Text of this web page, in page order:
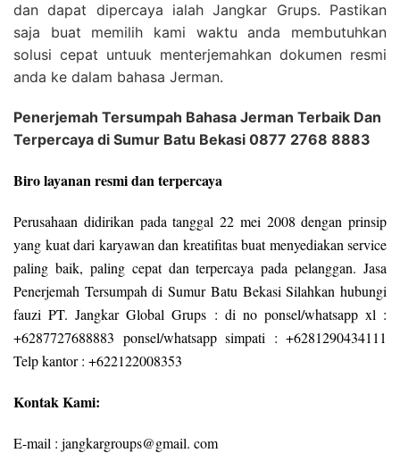
dan dapat dipercaya ialah Jangkar Grups. Pastikan
saja buat memilih kami waktu anda membutuhkan
solusi cepat untuuk menterjemahkan dokumen resmi
anda ke dalam bahasa Jerman.
Penerjemah Tersumpah Bahasa Jerman Terbaik Dan
Terpercaya di Sumur Batu Bekasi 0877 2768 8883
Biro layanan resmi dan terpercaya
Perusahaan didirikan pada tanggal 22 mei 2008 dengan prinsip
yang kuat dari karyawan dan kreatifitas buat menyediakan service
paling baik, paling cepat dan terpercaya pada pelanggan. Jasa
Penerjemah Tersumpah di Sumur Batu Bekasi Silahkan hubungi
fauzi PT. Jangkar Global Grups : di no ponsel/whatsapp xl :
+6287727688883 ponsel/whatsapp simpati : +6281290434111
Telp kantor : +622122008353
Kontak Kami:
E-mail : jangkargroups@gmail. com